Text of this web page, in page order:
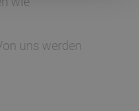
uns werden